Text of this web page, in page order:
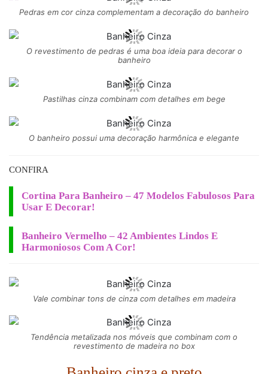
Pedras em cor cinza complementam a decoração do banheiro
O revestimento de pedras é uma boa ideia para decorar o
banheiro
Pastilhas cinza combinam com detalhes em bege
O banheiro possui uma decoração harmônica e elegante
CONFIRA
Cortina Para Banheiro – 47 Modelos Fabulosos Para
Usar E Decorar!
Banheiro Vermelho – 42 Ambientes Lindos E
Harmoniosos Com A Cor!
Vale combinar tons de cinza com detalhes em madeira
Tendência metalizada nos móveis que combinam com o
revestimento de madeira no box